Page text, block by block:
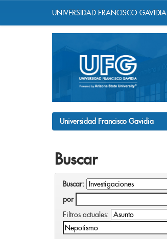
UNIVERSIDAD FRANCISCO GAVIDIA
Universidad Francisco Gavidia
Buscar
Buscar:
por
Filtros actuales: